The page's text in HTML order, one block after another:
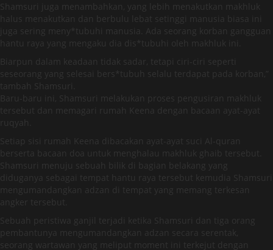
Shamsuri juga menambahkan, yang lebih menakutkan makhluk
halus menakutkan dan berbulu lebat setinggi manusia biasa ini
juga sering meny*tubuhi manusia. Ada seorang korban gangguan
hantu raya yang mengaku dia dis*tubuhi oleh makhluk ini.
Biarpun dalam keadaan tidak sadar, tetapi ciri-ciri seperti
seseorang yang selesai bers*tubuh selalu terdapat pada korban,”
tambah Shamsuri.
Baru-baru ini, Shamsuri melakukan proses pengusiran makhluk
tersebut dan memagari rumah Keena dengan bacaan ayat-ayat
ruqyah.
Setiap sisi rumah Keena dibacakan ayat-ayat suci Al-quran
berserta bacaan doa untuk menghalau makhluk ghaib tersebut.
Shamsuri menuju sebuah bilik di bagian belakang yang
diduganya sebagai tempat hantu raya tersebut kemudia Shamsuri
mengumandangkan adzan di tempat yang memang terkesan
angker tersebut.
Sebuah peristiwa ganjil terjadi ketika Shamsuri dan tiga orang
pembantunya mengumandangkan adzan secara serentak,
seorang wartawan yang meliput moment ini terkejut dengan